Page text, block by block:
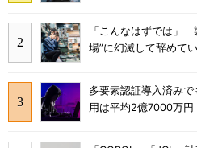
「こんなはずでは」
場”に幻滅して辞めてい
多要素認証導入済み
用は平均2億7000万円